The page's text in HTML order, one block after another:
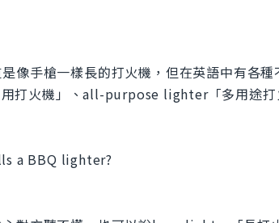
像手槍一樣長的打火機，但在英語中有各種
打火機」、all-purpose lighter「多用途打
a BBQ lighter?